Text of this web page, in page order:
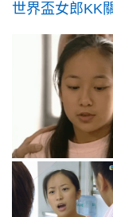
世界盃女郎KK